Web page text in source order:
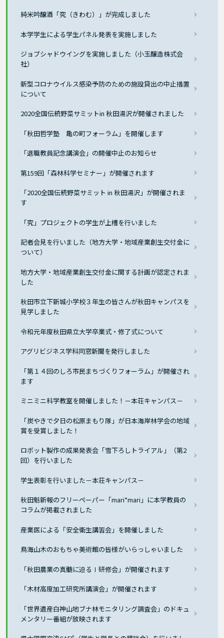
純米吟醸酒「究（きわむ）」が完成しました
本学学生による学生パネル発表を実施しました
ジョブシャドウイングを実施しました（小玉醸造株式会
社）
新型コロナウイルス感染予防のための施設貸出の中止措置
について
2020全国伝統野菜サミットin 秋田湯沢が開催されました
「秋田哲学塾 亀の町フォーラム」を開催します
「退職教員記念講演会」の開催中止のお知らせ
第159回「森林科学セミナー」が開催されます
「2020全国伝統野菜サミット in 秋田湯沢」が開催されま
す
「究」プロジェクトの学生が上槽を行いました
記者会見を行いました（地方大学・地域産業創生交付金に
ついて）
地方大学・地域産業創生交付金に関する計画が認定されま
した
秋田市立下新城小学校３年生の皆さんが秋田キャンパスを
見学しました
令和元年度秋田県立大学卒業式・修了式について
アグリビジネス学科同窓新聞を発行しました
「第１４回のしろ市民まちづくりフォーラム」が開催され
ます
ミニミニ科学教室を開催しました！－本荘キャンパス－
「炭やきで夕日の松原まもり隊」が日本海岸林学会の地域
賞を受賞しました！
ロボット製作の成果発表会「雪下ろしトライアル」（第2
回）を行いました
学生表彰を行いました－本荘キャンパス－
秋田魁新報のフリーペーパー「mari*mari」に本学教員の
コラムが掲載されました
産業医による「安全衛生講習会」を開催しました
鳥海山木のおもちゃ美術館の皆様がいらっしゃいました
「秋田農業の真髄に迫るⅠ研修会」が開催されます
「木材高度加工研究所講演会」が開催されます
「世界遺産白神山地ブナ林モニタリング調査会」のドキュ
メンタリー番組が放映されます